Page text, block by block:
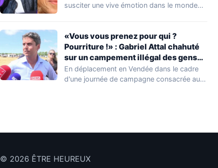
susciter une vive émotion dans le monde
«Vous vous prenez pour qui ?
Pourriture !» : Gabriel Attal chahuté
sur un campement illégal des gens
du voyage
En déplacement en Vendée dans le cadre
d'une journée de campagne consacrée aux
© 2026 ÊTRE HEUREUX